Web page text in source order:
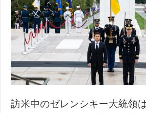
防衛
社会・文化
スポーツ
犯罪
事故・緊急事態
特集
購読
訪米中のゼレンシキー大統領